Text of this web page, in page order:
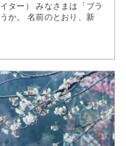
ター） みなさまは「ブラ
か。 名前のとおり、新